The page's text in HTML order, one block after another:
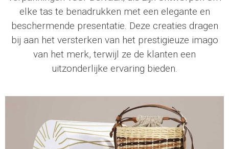
elke tas te benadrukken met een elegante en
beschermende presentatie. Deze creaties dragen
bij aan het versterken van het prestigieuze imago
van het merk, terwijl ze de klanten een
uitzonderlijke ervaring bieden.